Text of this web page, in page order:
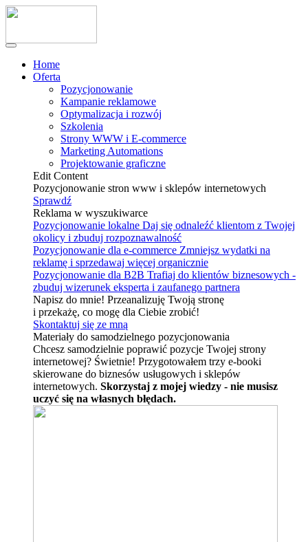
Home
Oferta
Pozycjonowanie
Kampanie reklamowe
Optymalizacja i rozwój
Szkolenia
Strony WWW i E-commerce
Marketing Automations
Projektowanie graficzne
Edit Content
Pozycjonowanie stron www i sklepów internetowych
Sprawdź
Reklama w wyszukiwarce
Pozycjonowanie lokalne Daj się odnaleźć klientom z Twojej
okolicy i zbuduj rozpoznawalność
Pozycjonowanie dla e-commerce Zmniejsz wydatki na
reklamę i sprzedawaj więcej organicznie
Pozycjonowanie dla B2B Trafiaj do klientów biznesowych -
zbuduj wizerunek eksperta i zaufanego partnera
Napisz do mnie! Przeanalizuję Twoją stronę
i przekażę, co mogę dla Ciebie zrobić!
Skontaktuj się ze mną
Materiały do samodzielnego pozycjonowania
Chcesz samodzielnie poprawić pozycje Twojej strony
internetowej? Świetnie! Przygotowałem trzy e-booki
skierowane do biznesów usługowych i sklepów
internetowych. Skorzystaj z mojej wiedzy - nie musisz
uczyć się na własnych błędach.